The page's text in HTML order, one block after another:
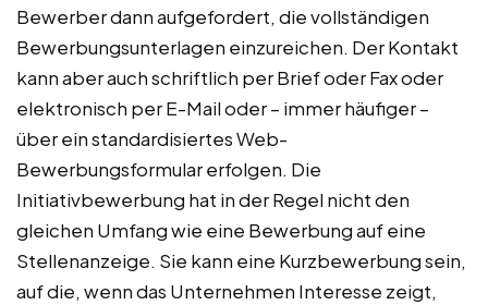
Bewerber dann aufgefordert, die vollständigen
Bewerbungsunterlagen einzureichen. Der Kontakt
kann aber auch schriftlich per Brief oder Fax oder
elektronisch per E-Mail oder – immer häufiger –
über ein standardisiertes Web-
Bewerbungsformular erfolgen. Die
Initiativbewerbung hat in der Regel nicht den
gleichen Umfang wie eine Bewerbung auf eine
Stellenanzeige. Sie kann eine Kurzbewerbung sein,
auf die, wenn das Unternehmen Interesse zeigt,